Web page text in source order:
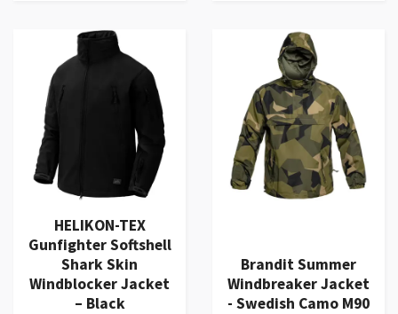
HELIKON-TEX
Gunfighter Softshell
Shark Skin
Windblocker Jacket
– Black
Brandit Summer
Windbreaker Jacket
- Swedish Camo M90